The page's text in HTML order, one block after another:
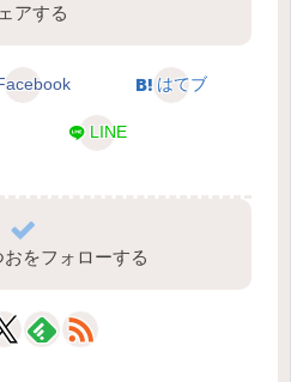
アする
はてブ
LINE
をフォローする